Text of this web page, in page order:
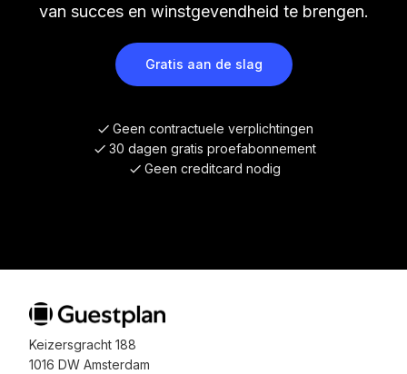
van succes en winstgevendheid te brengen.
Gratis aan de slag
Geen contractuele verplichtingen
30 dagen gratis proefabonnement
Geen creditcard nodig
Keizersgracht 188
1016 DW Amsterdam